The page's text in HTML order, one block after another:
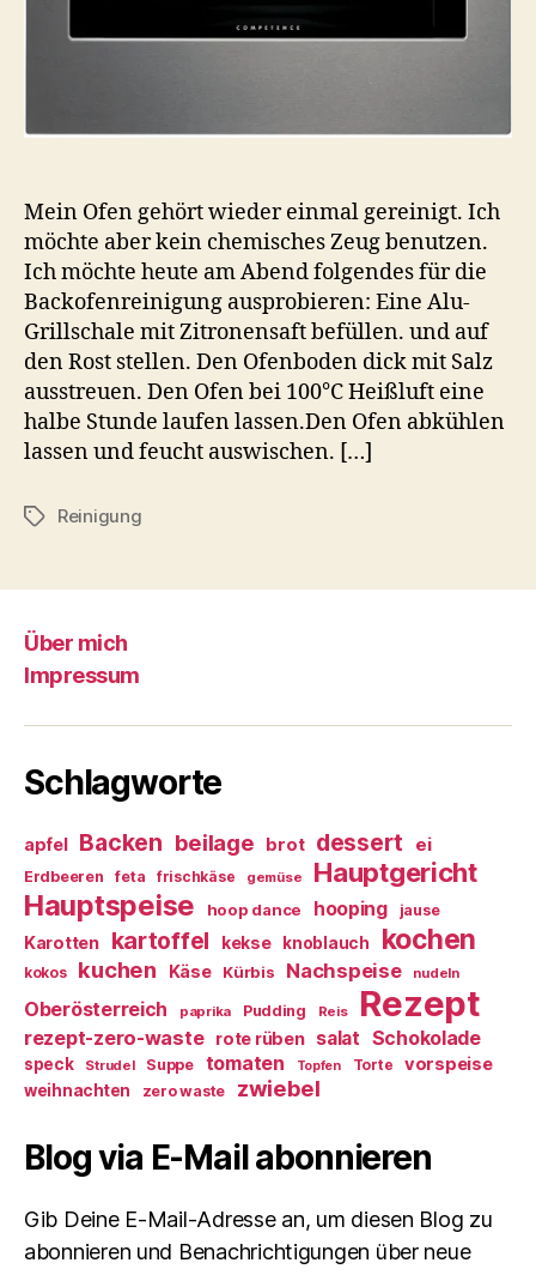
Mein Ofen gehört wieder einmal gereinigt. Ich
möchte aber kein chemisches Zeug benutzen.
Ich möchte heute am Abend folgendes für die
Backofenreinigung ausprobieren: Eine Alu-
Grillschale mit Zitronensaft befüllen. und auf
den Rost stellen. Den Ofenboden dick mit Salz
ausstreuen. Den Ofen bei 100°C Heißluft eine
halbe Stunde laufen lassen.Den Ofen abkühlen
lassen und feucht auswischen. […]
Schlagwörter
Reinigung
Über mich
Impressum
Schlagworte
apfel Backen beilage brot dessert ei
Erdbeeren feta frischkäse gemüse Hauptgericht
Hauptspeise hoop dance hooping jause
Karotten kartoffel kekse knoblauch kochen
kokos kuchen Käse Kürbis Nachspeise nudeln
Oberösterreich paprika Pudding Reis Rezept
rezept-zero-waste rote rüben salat Schokolade
speck Strudel Suppe tomaten Topfen Torte vorspeise
weihnachten zero waste zwiebel
Blog via E-Mail abonnieren
Gib Deine E-Mail-Adresse an, um diesen Blog zu
abonnieren und Benachrichtigungen über neue